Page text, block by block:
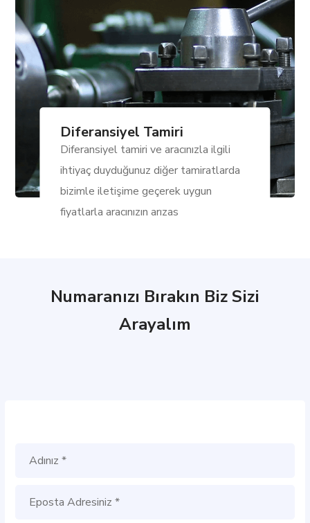
Diferansiyel Tamiri
Diferansiyel tamiri ve aracınızla ilgili
ihtiyaç duyduğunuz diğer tamiratlarda
bizimle iletişime geçerek uygun
fiyatlarla aracınızın arızas
Numaranızı Bırakın Biz Sizi
Arayalım